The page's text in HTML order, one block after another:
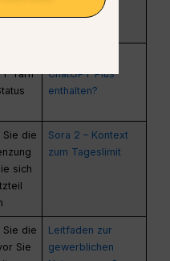
speichern
Tarif
ChatGPT Plus
enthalten?
Sie die
sich
Sora 2 – Kontext
zum Tageslimit
Sie die
Sie
Leitfaden zur
gewerblichen